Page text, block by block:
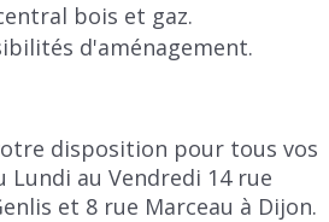
bois et gaz.
d'aménagement.
disposition pour tous vos
au Vendredi 14 rue
et 8 rue Marceau à Dijon.